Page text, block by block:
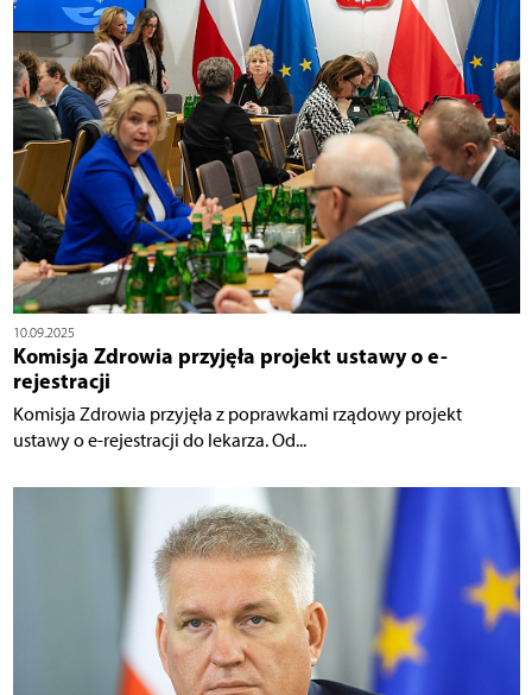
10.09.2025
Komisja Zdrowia przyjęła projekt ustawy o e-
rejestracji
Komisja Zdrowia przyjęła z poprawkami rządowy projekt
ustawy o e-rejestracji do lekarza. Od...